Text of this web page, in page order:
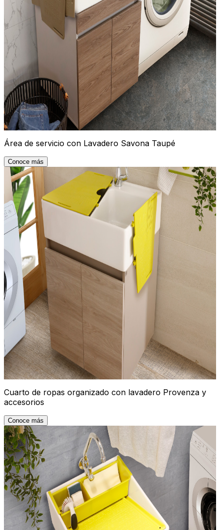
Área de servicio con Lavadero Savona Taupé
Conoce más
Cuarto de ropas organizado con lavadero Provenza y
accesorios
Conoce más